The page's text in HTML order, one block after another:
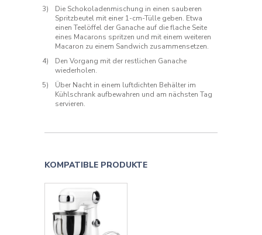
Die Schokoladenmischung in einen sauberen
Spritzbeutel mit einer 1-cm-Tülle geben. Etwa
einen Teelöffel der Ganache auf die flache Seite
eines Macarons spritzen und mit einem weiteren
Macaron zu einem Sandwich zusammensetzen.
Den Vorgang mit der restlichen Ganache
wiederholen.
Über Nacht in einem luftdichten Behälter im
Kühlschrank aufbewahren und am nächsten Tag
servieren.
KOMPATIBLE PRODUKTE